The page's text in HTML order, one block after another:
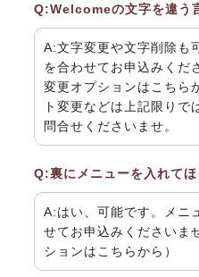
Q:Welcomeの文字を違う
A:文字変更や文字削除も
を合わせてお申込みくだ
変更オプションはこちら
ト変更などは上記限りで
問合せくださいませ。
Q:裏にメニューを入れて
A:はい、可能です。メニ
せてお申込みくださいま
ションはこちらから ）